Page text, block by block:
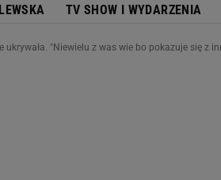
TV SHOW I WYDARZENIA
"Niewielu z was wie bo pokazuje się z